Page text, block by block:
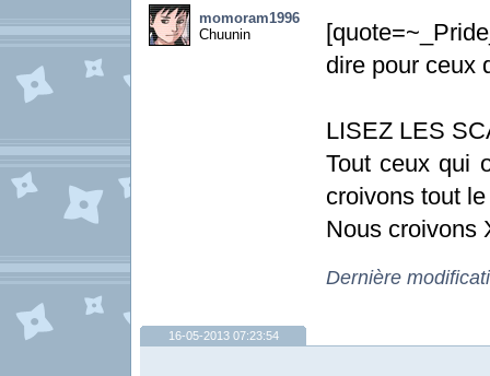
momoram1996
Chuunin
dire pour ceux
LISEZ LES
Tout ceux qui
croivons tout
Nous croivons
Dernière
16-05-2013 07:23:54